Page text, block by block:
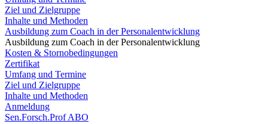
Ziel und Zielgruppe
Inhalte und Methoden
Ausbildung zum Coach in der Personalentwicklung
Ausbildung zum Coach in der Personalentwicklung
Kosten & Stornobedingungen
Zertifikat
Umfang und Termine
Ziel und Zielgruppe
Inhalte und Methoden
Anmeldung
Sen.Forsch.Prof ABO